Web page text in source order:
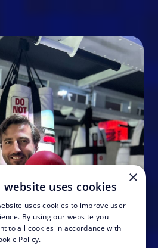
×
website uses cookies
uses cookies to improve user
By using our website you
to all cookies in accordance with
Policy.